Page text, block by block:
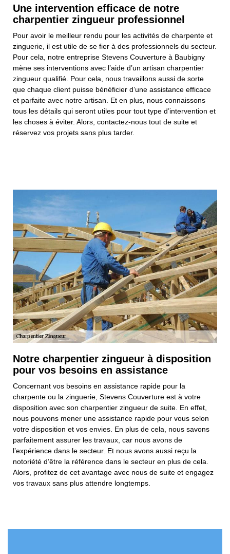
Une intervention efficace de notre
charpentier zingueur professionnel
Pour avoir le meilleur rendu pour les activités de charpente et
zinguerie, il est utile de se fier à des professionnels du secteur.
Pour cela, notre entreprise Stevens Couverture à Baubigny
mène ses interventions avec l’aide d’un artisan charpentier
zingueur qualifié. Pour cela, nous travaillons aussi de sorte
que chaque client puisse bénéficier d’une assistance efficace
et parfaite avec notre artisan. Et en plus, nous connaissons
tous les détails qui seront utiles pour tout type d’intervention et
les choses à éviter. Alors, contactez-nous tout de suite et
réservez vos projets sans plus tarder.
Notre charpentier zingueur à disposition
pour vos besoins en assistance
Concernant vos besoins en assistance rapide pour la
charpente ou la zinguerie, Stevens Couverture est à votre
disposition avec son charpentier zingueur de suite. En effet,
nous pouvons mener une assistance rapide pour vous selon
votre disposition et vos envies. En plus de cela, nous savons
parfaitement assurer les travaux, car nous avons de
l’expérience dans le secteur. Et nous avons aussi reçu la
notoriété d’être la référence dans le secteur en plus de cela.
Alors, profitez de cet avantage avec nous de suite et engagez
vos travaux sans plus attendre longtemps.